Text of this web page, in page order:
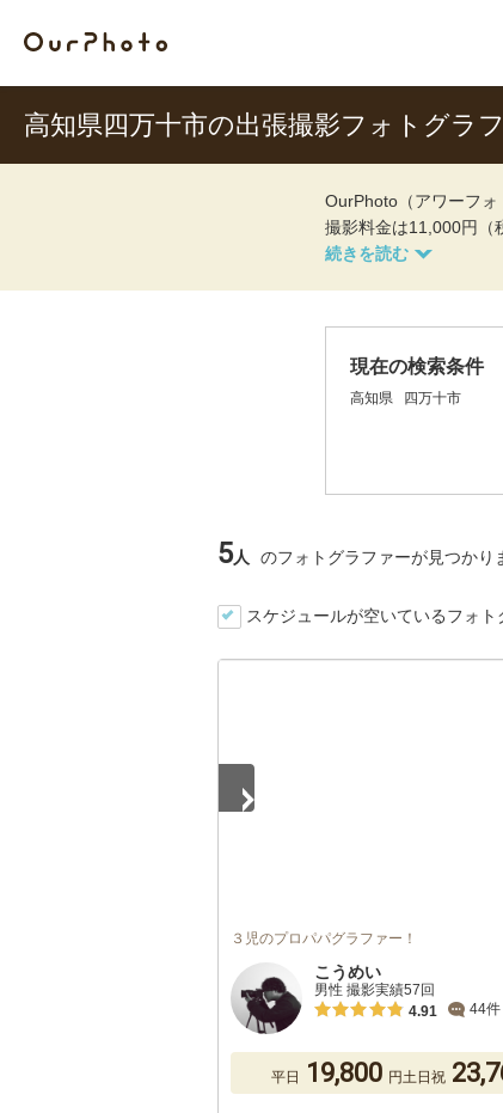
高知県四万十市の出張撮影フォトグラ
OurPhoto（アワーフォ
撮影料金は11,000円（
現在の検索条件
高知県 四万十市
5人 のフォトグラファーが見つかり
スケジュールが空いているフォ
３児のプロパパグラファー！
こうめい
男性 撮影実績57回
4.91
44件
平日 19,800 円土日祝